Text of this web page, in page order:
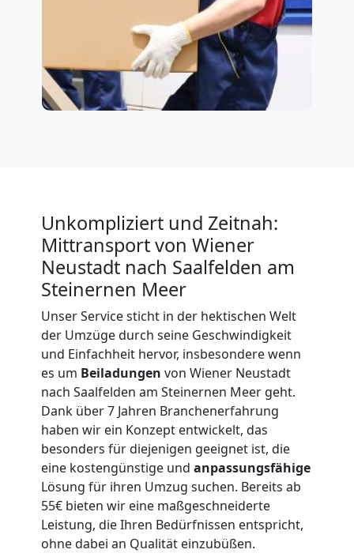
Unkompliziert und Zeitnah:
Mittransport von Wiener
Neustadt nach Saalfelden am
Steinernen Meer
Unser Service sticht in der hektischen Welt
der Umzüge durch seine Geschwindigkeit
und Einfachheit hervor, insbesondere wenn
es um Beiladungen von Wiener Neustadt
nach Saalfelden am Steinernen Meer geht.
Dank über 7 Jahren Branchenerfahrung
haben wir ein Konzept entwickelt, das
besonders für diejenigen geeignet ist, die
eine kostengünstige und anpassungsfähige
Lösung für ihren Umzug suchen. Bereits ab
55€ bieten wir eine maßgeschneiderte
Leistung, die Ihren Bedürfnissen entspricht,
ohne dabei an Qualität einzubüßen.
Umzugshelfer
Wiener
Neustadt
Möbeltaxi
Wiener
Neustadt